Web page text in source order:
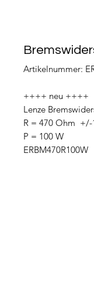
Artikelnummer:
++++ neu ++++
Lenze
R = 470 Ohm +/-
P = 100 W
ERBM470R100W